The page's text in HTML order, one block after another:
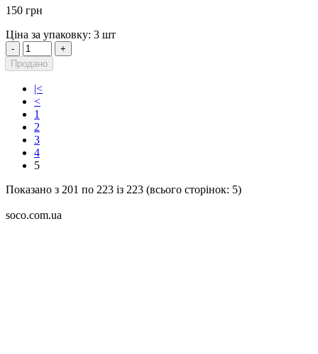
150 грн
Ціна за упаковку: 3 шт
-
+
Продано
|<
<
1
2
3
4
5
Показано з 201 по 223 із 223 (всього сторінок: 5)
soco.com.ua